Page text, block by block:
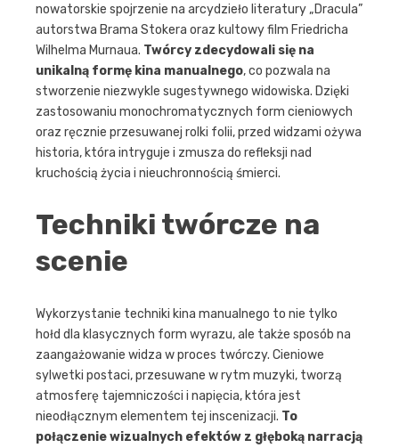
nowatorskie spojrzenie na arcydzieło literatury „Dracula”
autorstwa Brama Stokera oraz kultowy film Friedricha
Wilhelma Murnaua. Twórcy zdecydowali się na
unikalną formę kina manualnego, co pozwala na
stworzenie niezwykle sugestywnego widowiska. Dzięki
zastosowaniu monochromatycznych form cieniowych
oraz ręcznie przesuwanej rolki folii, przed widzami ożywa
historia, która intryguje i zmusza do refleksji nad
kruchością życia i nieuchronnością śmierci.
Techniki twórcze na
scenie
Wykorzystanie techniki kina manualnego to nie tylko
hołd dla klasycznych form wyrazu, ale także sposób na
zaangażowanie widza w proces twórczy. Cieniowe
sylwetki postaci, przesuwane w rytm muzyki, tworzą
atmosferę tajemniczości i napięcia, która jest
nieodłącznym elementem tej inscenizacji. To
połączenie wizualnych efektów z głęboką narracją